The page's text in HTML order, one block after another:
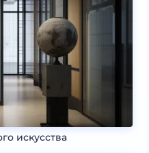
искусства